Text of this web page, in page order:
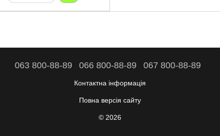
063 800-88-89 066 800-88-89 067 800-88-89
Контактна інформація
Повна версія сайту
© 2026